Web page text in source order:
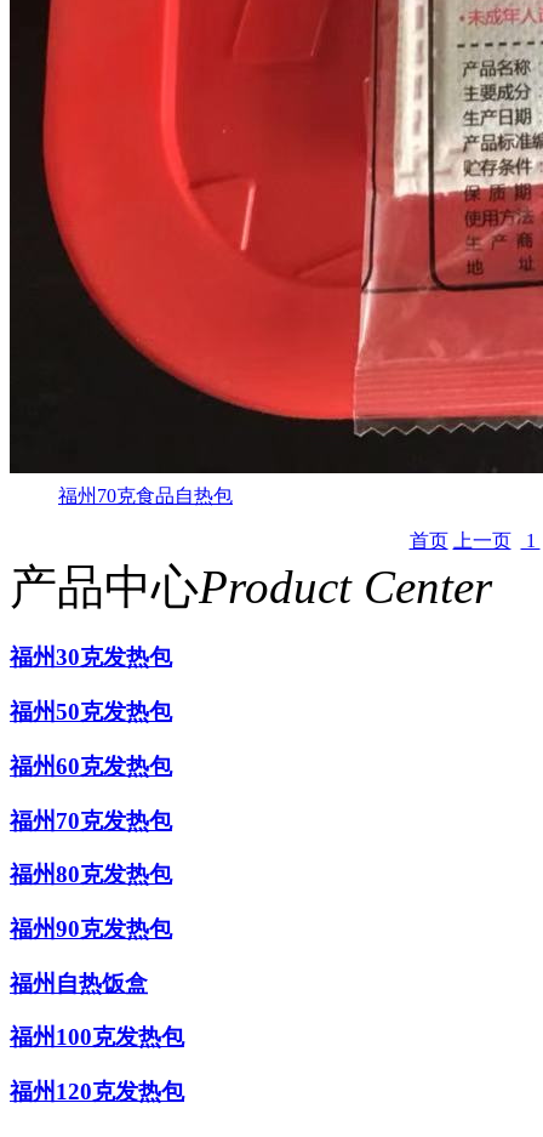
福州70克食品自热包
首页 上一页 1
产品中心Product Center
福州30克发热包
福州50克发热包
福州60克发热包
福州70克发热包
福州80克发热包
福州90克发热包
福州自热饭盒
福州100克发热包
福州120克发热包